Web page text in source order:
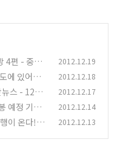
4편 - 중국
2012.12.19
에 있어서
정
2012.12.18
스 - 12월
2012.12.17
예정 기대
2012.12.14
이 온다!! 2012.12.13